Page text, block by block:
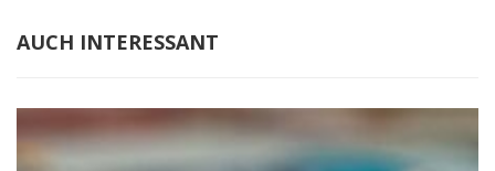
AUCH INTERESSANT